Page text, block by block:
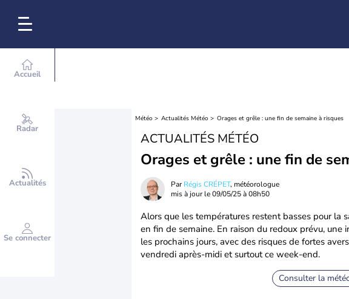
Accueil
Radar
Actualités
Se connecter
Météo Actualités Météo Orages et grêle : une fin de semaine à risques
ACTUALITÉS MÉTÉO
Orages et grêle : une fin de
ParRégis CRÉPET, météorologue
mis à jour le09/05/25 à 08h50
Alors que les températures restent basses pour la
en fin de semaine. En raison du redoux prévu,
les prochains jours, avec des risques de fortes
vendredi après-midi et surtout ce week-end.
Consulter la